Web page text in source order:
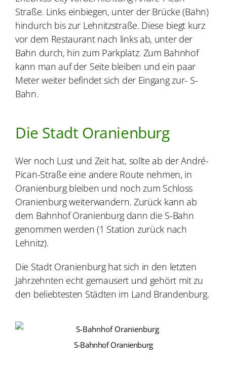
Straße. Links einbiegen, unter der Brücke (Bahn)
hindurch bis zur Lehnitzstraße. Diese biegt kurz
vor dem Restaurant nach links ab, unter der
Bahn durch, hin zum Parkplatz. Zum Bahnhof
kann man auf der Seite bleiben und ein paar
Meter weiter befindet sich der Eingang zur- S-
Bahn.
Die Stadt Oranienburg
Wer noch Lust und Zeit hat, sollte ab der André-
Pican-Straße eine andere Route nehmen, in
Oranienburg bleiben und noch zum Schloss
Oranienburg weiterwandern. Zurück kann ab
dem Bahnhof Oranienburg dann die S-Bahn
genommen werden (1 Station zurück nach
Lehnitz).
Die Stadt Oranienburg hat sich in den letzten
Jahrzehnten echt gemausert und gehört mit zu
den beliebtesten Städten im Land Brandenburg.
S-Bahnhof Oranienburg